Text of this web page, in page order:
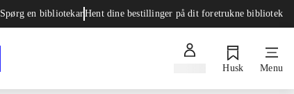
Spørg en bibliotekarHent dine bestillinger på dit foretrukne bibliotek
Husk Menu